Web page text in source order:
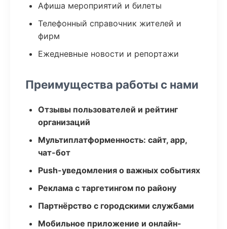
Афиша мероприятий и билеты
Телефонный справочник жителей и
фирм
Ежедневные новости и репортажи
Преимущества работы с нами
Отзывы пользователей и рейтинг
организаций
Мультиплатформенность: сайт, app,
чат-бот
Push-уведомления о важных событиях
Реклама с таргетингом по району
Партнёрство с городскими службами
Мобильное приложение и онлайн-